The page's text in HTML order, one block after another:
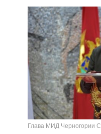
Глава МИД Черногории